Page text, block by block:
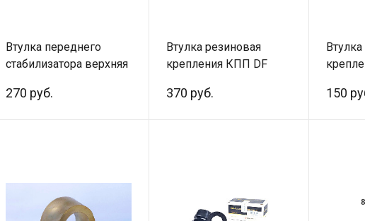
Втулка переднего
стабилизатора верхняя
(сайлентблок) малый
270 руб.
Втулка резиновая
крепления КПП DF
01027
370 руб. 150